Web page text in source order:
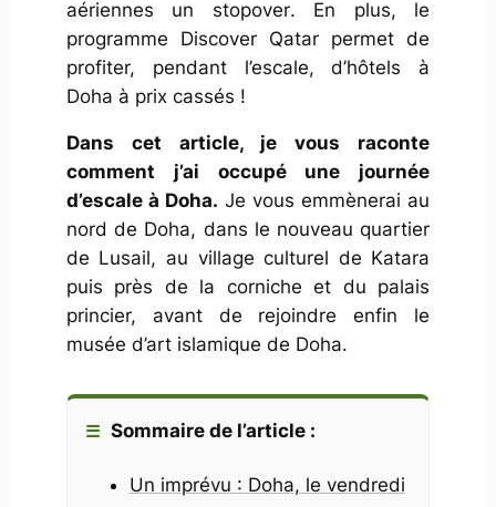
aériennes un stopover. En plus, le
programme Discover Qatar permet de
profiter, pendant l’escale, d’hôtels à
Doha à prix cassés !
Dans cet article, je vous raconte
comment j’ai occupé une journée
d’escale à Doha. Je vous emmènerai au
nord de Doha, dans le nouveau quartier
de Lusail, au village culturel de Katara
puis près de la corniche et du palais
princier, avant de rejoindre enfin le
musée d’art islamique de Doha.
Sommaire de l’article :
Un imprévu : Doha, le vendredi